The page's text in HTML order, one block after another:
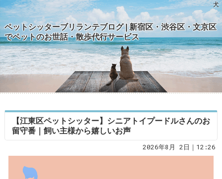
犬
ペットシッターブリランテブログ | 新宿区・渋谷区・文京区
でペットのお世話・散歩代行サービス
【江東区ペットシッター】シニアトイプードルさんのお
留守番｜飼い主様から嬉しいお声
2026年8月 2日｜12:26